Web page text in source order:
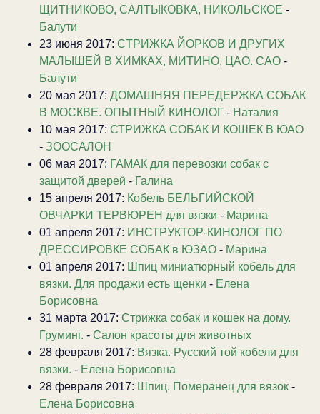
ЩИТНИКОВО, САЛТЫКОВКА, НИКОЛЬСКОЕ -
Балути
23 июня 2017: CТРИЖКА ЙОРКОВ И ДРУГИХ
МАЛЫШЕЙ В ХИМКАХ, МИТИНО, ЦАО. САО -
Балути
20 мая 2017: ДОМАШНЯЯ ПЕРЕДЕРЖКА СОБАК
В МОСКВЕ. ОПЫТНЫЙ КИНОЛОГ - Наталия
10 мая 2017: СТРИЖКА СОБАК И КОШЕК В ЮАО
- ЗООСАЛОН
06 мая 2017: ГАМАК для перевозки собак с
защитой дверей - Галина
15 апреля 2017: Кобель БЕЛЬГИЙСКОЙ
ОВЧАРКИ ТЕРВЮРЕН для вязки - Марина
01 апреля 2017: ИНСТРУКТОР-КИНОЛОГ ПО
ДРЕССИРОВКЕ СОБАК в ЮЗАО - Марина
01 апреля 2017: Шпиц миниатюрный кобель для
вязки. Для продажи есть щенки - Елена
Борисовна
31 марта 2017: Стрижка собак и кошек на дому.
Груминг. - Салон красоты для животных
28 февраля 2017: Вязка. Русский той кобели для
вязки. - Елена Борисовна
28 февраля 2017: Шпиц. Померанец для вязок -
Елена Борисовна